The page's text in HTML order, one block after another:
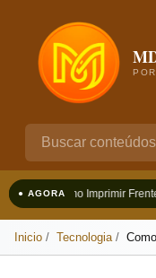
● AGORAComo Imprimir
Inicio Tecnologia